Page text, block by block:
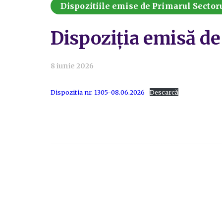
Dispozitiile emise de Primarul
Dispoziția emisă
8 iunie 2026
Dispozitia nr. 1305-08.06.2026 Descarcă